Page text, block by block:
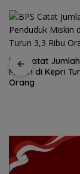
BPS Catat
Miskin di Kepri
Orang